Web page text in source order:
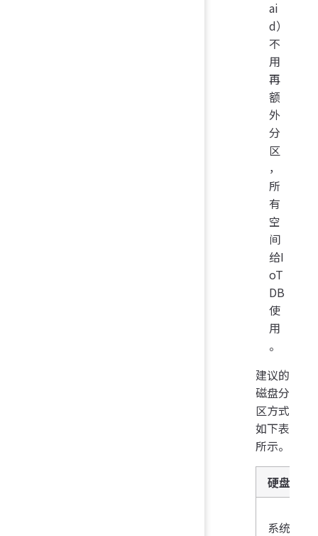
ai
d）
不
用
再
额
外
分
区
，
所
有
空
间
给I
oT
DB
使
用
。
建议的
磁盘分
区方式
如下表
所示。
硬盘分类
系统盘